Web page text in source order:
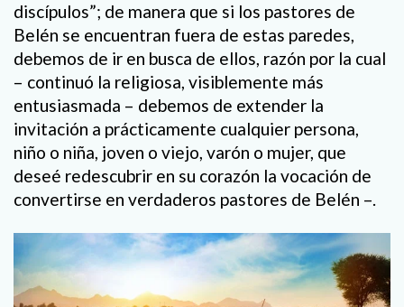
discípulos”; de manera que si los pastores de
Belén se encuentran fuera de estas paredes,
debemos de ir en busca de ellos, razón por la cual
– continuó la religiosa, visiblemente más
entusiasmada – debemos de extender la
invitación a prácticamente cualquier persona,
niño o niña, joven o viejo, varón o mujer, que
deseé redescubrir en su corazón la vocación de
convertirse en verdaderos pastores de Belén –.